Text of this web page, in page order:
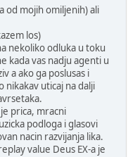
od mojih omiljenih) ali
los)
nekoliko odluka u toku
kada vas nadju agenti u
a ako ga poslusas i
nikakav uticaj na dalji
prica, mracni
podloga i glasovi
nacin razvijanja lika.
value Deus EX-a je